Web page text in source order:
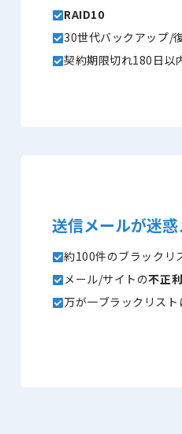
RAID10
30世代バックアップ/
契約期限切れ180日以
送信メールが迷
約100件のブラックリ
メール/サイトの不正
万が一ブラックリス